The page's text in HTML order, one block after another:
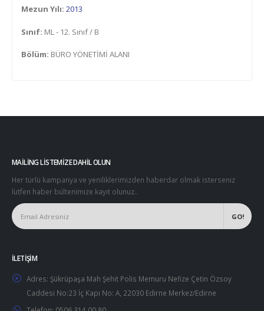
Mezun Yılı: 2013
Sınıf: ML - 12. Sınıf / B
Bölüm: BÜRO YÖNETİMİ ALANI
MAILING LISTEMIZE DAHIL OLUN
Her türlü kampanya ve yeniliklerimizden haberdar olmak isterseniz
lütfen haber bültenimize kayıt olunuz..
İLETIŞIM
Adres: Şükrüpaşa Mah Şehit Polis Memuru Nefize Çetin Özsoy
Caddesi No:23 İç Kapı No: A, 22030 Edirne Merkez/Edirne